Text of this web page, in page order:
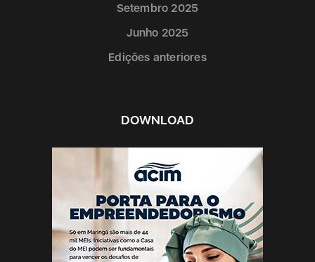
Setembro 2025
Junho 2025
Edições anteriores
DOWNLOAD